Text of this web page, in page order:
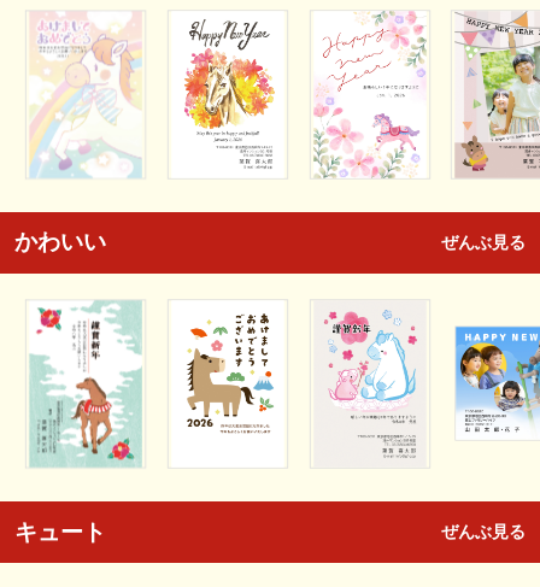
かわいい ぜんぶ見る
キュート ぜんぶ見る